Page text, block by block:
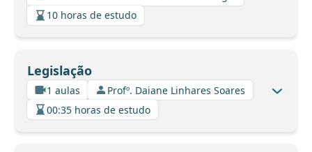
10 horas de estudo
Legislação
1 aulas
Profº. Daiane Linhares Soares
00:35 horas de estudo